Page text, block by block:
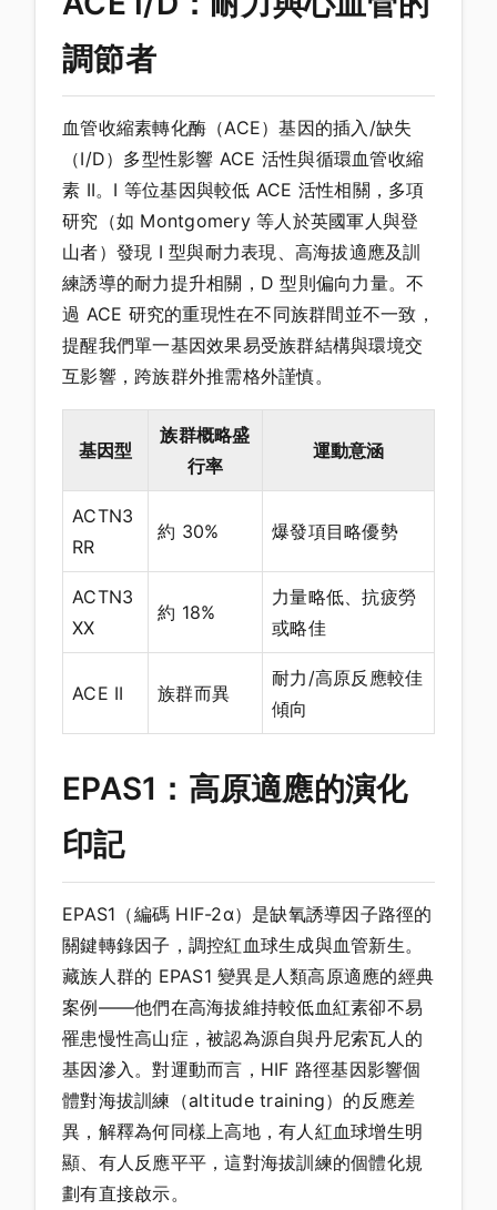
調節者
血管收縮素轉化酶（ACE）基因的插入/缺失
（I/D）多型性影響 ACE 活性與循環血管收縮
素 II。I 等位基因與較低 ACE 活性相關，多項
研究（如 Montgomery 等人於英國軍人與登
山者）發現 I 型與耐力表現、高海拔適應及訓
練誘導的耐力提升相關，D 型則偏向力量。不
過 ACE 研究的重現性在不同族群間並不一致，
提醒我們單一基因效果易受族群結構與環境交
互影響，跨族群外推需格外謹慎。
基因型
族群概略盛
行率
運動意涵
ACTN3
RR
約 30% 爆發項目略優勢
ACTN3
XX
約 18%
力量略低、抗疲勞
或略佳
ACE II 族群而異
耐力/高原反應較佳
傾向
EPAS1：高原適應的演化
印記
EPAS1（編碼 HIF-2α）是缺氧誘導因子路徑的
關鍵轉錄因子，調控紅血球生成與血管新生。
藏族人群的 EPAS1 變異是人類高原適應的經典
案例——他們在高海拔維持較低血紅素卻不易
罹患慢性高山症，被認為源自與丹尼索瓦人的
基因滲入。對運動而言，HIF 路徑基因影響個
體對海拔訓練（altitude training）的反應差
異，解釋為何同樣上高地，有人紅血球增生明
顯、有人反應平平，這對海拔訓練的個體化規
劃有直接啟示。